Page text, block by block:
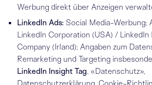
Werbung direkt über Anzeigen
LinkedIn Ads: Social Media-Werbung;
LinkedIn Corporation (USA) / LinkedIn
Company (Irland); Angaben zum
Remarketing und Targeting
LinkedIn Insight Tag, «Datenschutz»,
Datenschutzerklärung Cookie-